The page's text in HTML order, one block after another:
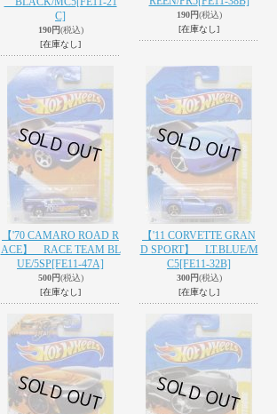
C]
190円(税込)
[在庫なし]
190円(税込)
[在庫なし]
【'70 CAMARO ROAD R
ACE】 RACE TEAM BL
UE/5SP[FE11-47A]
500円(税込)
[在庫なし]
【'11 CORVETTE GRAN
D SPORT】 LT.BLUE/M
C5[FE11-32B]
300円(税込)
[在庫なし]